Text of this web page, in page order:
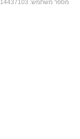
מספר משתמש: 14437103